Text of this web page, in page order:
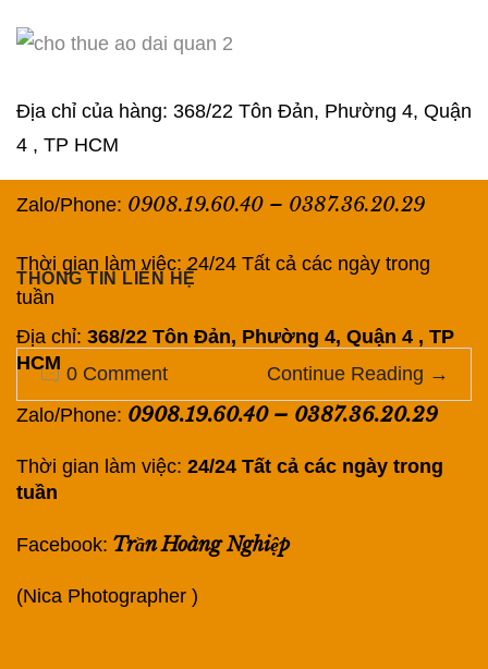
Địa chỉ của hàng: 368/22 Tôn Đản, Phường 4, Quận
4 , TP HCM
Zalo/Phone: 0908.19.60.40 – 0387.36.20.29
Thời gian làm việc: 24/24 Tất cả các ngày trong
tuần
0 Comment Continue Reading →
THÔNG TIN LIÊN HỆ
Địa chỉ: 368/22 Tôn Đản, Phường 4, Quận 4 , TP
HCM
Zalo/Phone: 0908.19.60.40– 0387.36.20.29
Thời gian làm việc: 24/24 Tất cả các ngày trong
tuần
Facebook: Trần Hoàng Nghiệp
(Nica Photographer )